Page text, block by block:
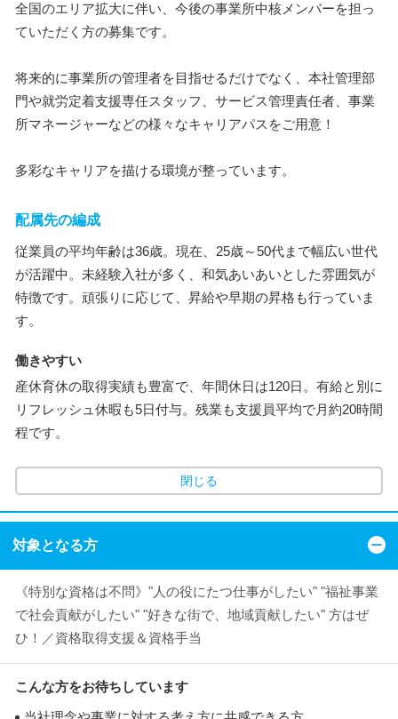
全国のエリア拡大に伴い、今後の事業所中核メンバーを担っ
ていただく方の募集です。
将来的に事業所の管理者を目指せるだけでなく、本社管理部
門や就労定着支援専任スタッフ、サービス管理責任者、事業
所マネージャーなどの様々なキャリアパスをご用意！
多彩なキャリアを描ける環境が整っています。
配属先の編成
従業員の平均年齢は36歳。現在、25歳～50代まで幅広い世代
が活躍中。未経験入社が多く、和気あいあいとした雰囲気が
特徴です。頑張りに応じて、昇給や早期の昇格も行っていま
す。
働きやすい
産休育休の取得実績も豊富で、年間休日は120日。有給と別に
リフレッシュ休暇も5日付与。残業も支援員平均で月約20時間
程です。
閉じる
対象となる方
《特別な資格は不問》"人の役にたつ仕事がしたい" "福祉事業
で社会貢献がしたい" "好きな街で、地域貢献したい" 方はぜ
ひ！／資格取得支援＆資格手当
こんな方をお待ちしています